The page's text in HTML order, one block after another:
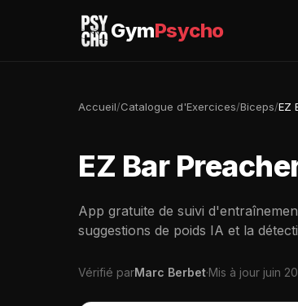
GymPsycho
Accueil/Catalogue d'Exercices/Biceps/EZ
EZ Bar
App gratuite de suivi
suggestions de poids IA et la
Vérifié parMarc Berbet·Mis à jour juin